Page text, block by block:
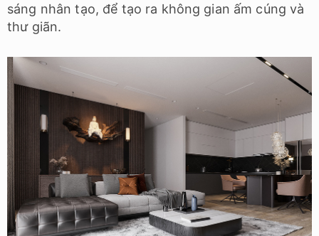
sáng nhân tạo, để tạo ra không gian ấm cúng và
thư giãn.